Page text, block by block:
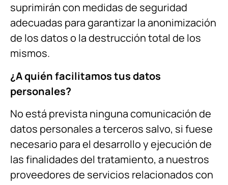
suprimirán con medidas de seguridad
adecuadas para garantizar la anonimización
de los datos o la destrucción total de los
mismos.
¿A quién facilitamos tus datos
personales?
No está prevista ninguna comunicación de
datos personales a terceros salvo, si fuese
necesario para el desarrollo y ejecución de
las finalidades del tratamiento, a nuestros
proveedores de servicios relacionados con